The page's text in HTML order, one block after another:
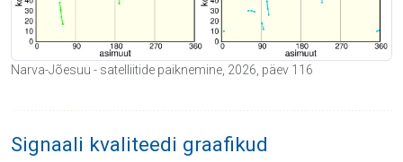
Narva-Jõesuu - satelliitide paiknemine, 2026, päev 116
Signaali kvaliteedi graafikud